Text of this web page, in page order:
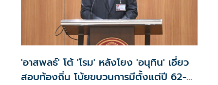
'อาสพลธ์' โต้ 'โรม' หลังโยง 'อนุทิน' เอี่ยว
สอบท้องถิ่น โบ้ยขบวนการมีตั้งแต่ปี 62-